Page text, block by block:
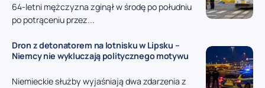
64-letni mężczyzna zginął w środę po południu
po potrąceniu przez...
Dron z detonatorem na lotnisku w Lipsku –
Niemcy nie wykluczają politycznego motywu
Niemieckie służby wyjaśniają dwa zdarzenia z